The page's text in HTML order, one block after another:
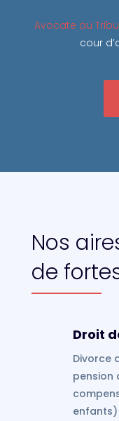
Avocate au
cour
Nos
de
Droit
Divorce
pension